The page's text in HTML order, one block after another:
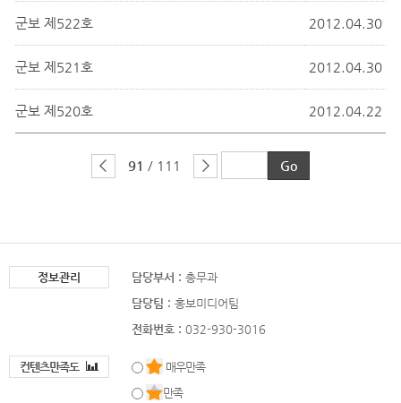
군보 제522호 2012.04.30
군보 제521호 2012.04.30
군보 제520호 2012.04.22
91 / 111
정보관리 담당부서 : 총무과
담당팀 : 홍보미디어팀
전화번호 : 032-930-3016
컨텐츠만족도
매우만족
만족